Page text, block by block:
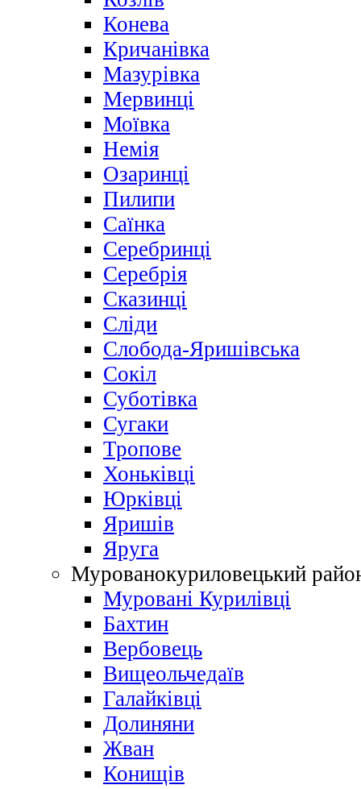
Конева
Кричанівка
Мазурівка
Мервинці
Моївка
Немія
Озаринці
Пилипи
Саїнка
Серебринці
Серебрія
Сказинці
Сліди
Слобода-Яришівська
Сокіл
Суботівка
Сугаки
Тропове
Хоньківці
Юрківці
Яришів
Яруга
Мурованокуриловецький
Муровані Курилівці
Бахтин
Вербовець
Вищеольчедаїв
Галайківці
Долиняни
Жван
Конищів